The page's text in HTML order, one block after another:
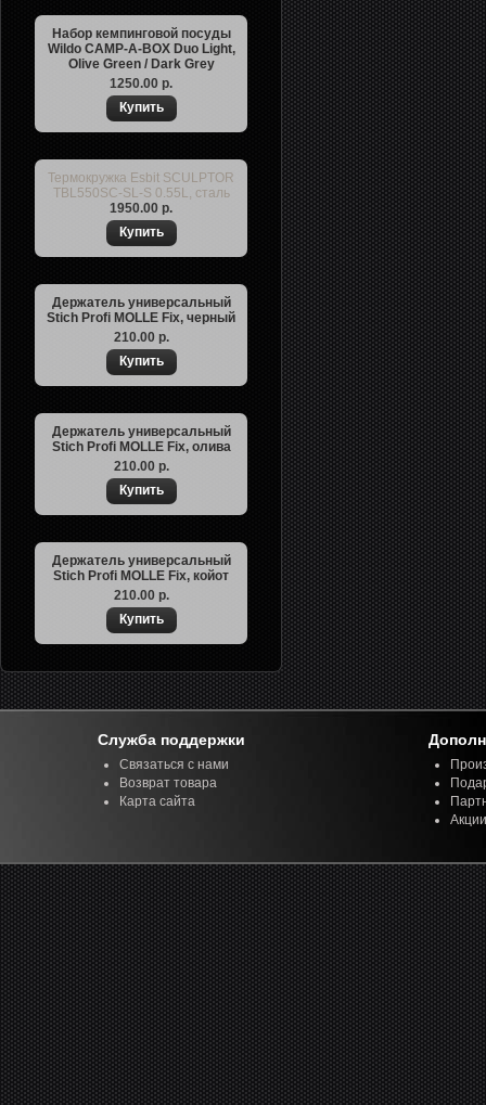
Набор кемпинговой посуды
Wildo CAMP-A-BOX Duo Light,
Olive Green / Dark Grey
1250.00 р.
Термокружка Esbit SCULPTOR
TBL550SC-SL-S 0.55L, сталь
1950.00 р.
Держатель универсальный
Stich Profi MOLLE Fix, черный
210.00 р.
Держатель универсальный
Stich Profi MOLLE Fix, олива
210.00 р.
Держатель универсальный
Stich Profi MOLLE Fix, койот
210.00 р.
Служба поддержки
Связаться с нами
Возврат товара
Карта сайта
Акции